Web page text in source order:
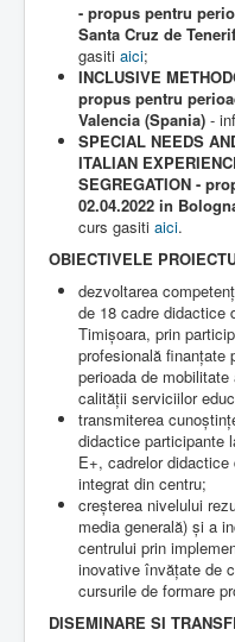
- propus pentru
Santa Cruz de
gasiti aici;
INCLUSIVE
propus pentru
Valencia (Spania) -
SPECIAL NEEDS
ITALIAN
SEGREGATION -
02.04.2022 in
curs gasiti aici.
OBIECTIVELE
dezvoltarea
de 18 cadre didactice
Timișoara, prin
profesională finanțate
perioada de
calității serviciilor
transmiterea
didactice participante
E+, cadrelor
integrat din centru;
creșterea nivelului
media generală) și a
centrului prin
inovative învățate de
cursurile de formare
DISEMINARE SI